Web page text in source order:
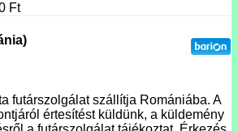
Ft
futárszolgálat szállítja Romániába. A
értesítést küldünk, a küldemény